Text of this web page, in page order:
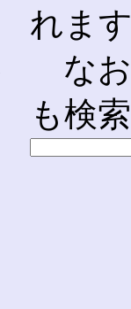
れま
なお
も検